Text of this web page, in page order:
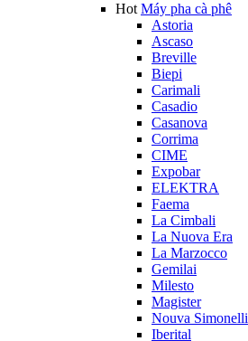
Hot Máy pha cà phê
Astoria
Ascaso
Breville
Biepi
Carimali
Casadio
Casanova
Corrima
CIME
Expobar
ELEKTRA
Faema
La Cimbali
La Nuova Era
La Marzocco
Gemilai
Milesto
Magister
Nouva Simonelli
Iberital